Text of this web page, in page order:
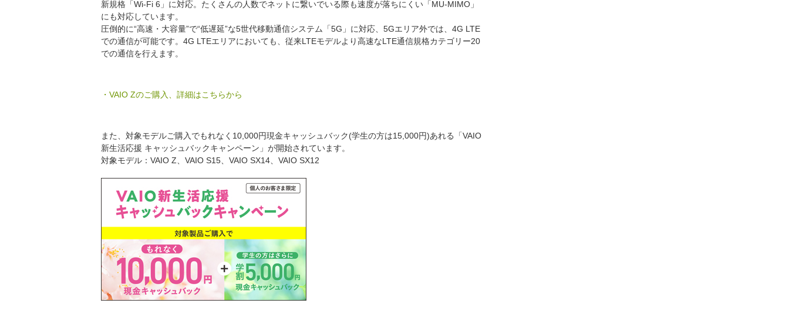
新規格「Wi-Fi 6」に対応。たくさんの人数でネットに繋いでいる際も速度が落ちにくい「MU-MIMO」
にも対応しています。
圧倒的に“高速・大容量”で“低遅延”な5世代移動通信システム「5G」に対応、5Gエリア外では、4G LTE
での通信が可能です。4G LTEエリアにおいても、従来LTEモデルより高速なLTE通信規格カテゴリー20
での通信を行えます。
・VAIO Zのご購入、詳細はこちらから
また、対象モデルご購入でもれなく10,000円現金キャッシュバック(学生の方は15,000円)あれる「VAIO
新生活応援 キャッシュバックキャンペーン」が開始されています。
対象モデル：VAIO Z、VAIO S15、VAIO SX14、VAIO SX12